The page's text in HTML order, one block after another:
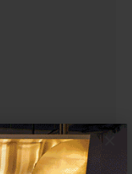
×